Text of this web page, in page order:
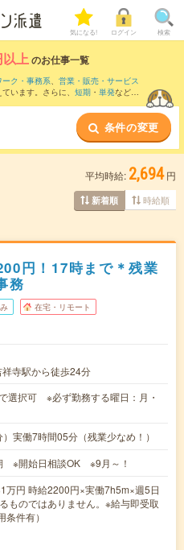
気になる! ログイン 検索
上のお仕事一覧
ーク・事務系、 営業・販売・サービス
います。さらに、 短期 ・ 単発などの
条件の変更
平均時給: 2,694 円
新着順 時給順
円！17時まで＊残業
務
在宅・リモート
寺駅から徒歩24分
選択可 ※必ず勤務する曜日：月・
実働7時間05分（残業少なめ！）
※開始日相談OK ※9月～！
円 時給2200円×実働7h5m×週5日
ものではありません。※給与即受取
件有）